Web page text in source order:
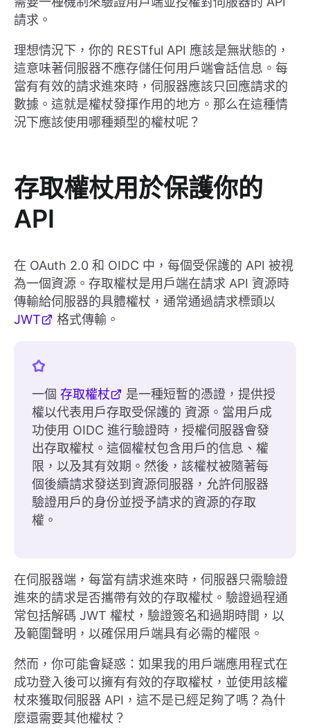
請求。
理想情況下，你的 RESTful API 應該是無狀態的，
這意味著伺服器不應存儲任何用戶端會話信息。每
當有有效的請求進來時，伺服器應該只回應請求的
數據。這就是權杖發揮作用的地方。那么在這種情
況下應該使用哪種類型的權杖呢？
存取權杖用於保護你的
API
在 OAuth 2.0 和 OIDC 中，每個受保護的 API 被視
為一個資源。存取權杖是用戶端在請求 API 資源時
傳輸給伺服器的具體權杖，通常通過請求標頭以
JWT
格式傳輸。
一個 存取權杖
是一種短暫的憑證，提供授
權以代表用戶存取受保護的 資源。當用戶成
功使用 OIDC 進行驗證時，授權伺服器會發
出存取權杖。這個權杖包含用戶的信息、權
限，以及其有效期。然後，該權杖被隨著每
個後續請求發送到資源伺服器，允許伺服器
驗證用戶的身份並授予請求的資源的存取
權。
在伺服器端，每當有請求進來時，伺服器只需驗證
進來的請求是否攜帶有效的存取權杖。驗證過程通
常包括解碼 JWT 權杖，驗證簽名和過期時間，以
及範圍聲明，以確保用戶端具有必需的權限。
然而，你可能會疑惑：如果我的用戶端應用程式在
成功登入後可以擁有有效的存取權杖，並使用該權
杖來獲取伺服器 API，這不是已經足夠了嗎？為什
麼還需要其他權杖？